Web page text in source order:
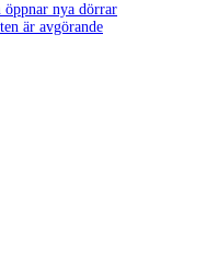
nya dörrar
är avgörande